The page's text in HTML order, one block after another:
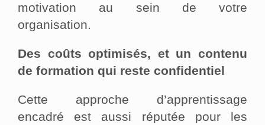
motivation au sein de votre
organisation.
Des coûts optimisés, et un contenu
de formation qui reste confidentiel
Cette approche d’apprentissage
encadré est aussi réputée pour les